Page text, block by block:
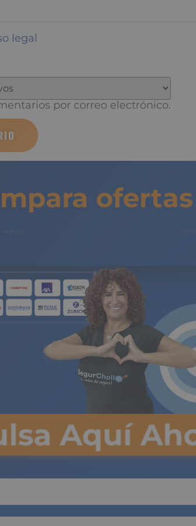
por correo electrónico.
de
Aquí